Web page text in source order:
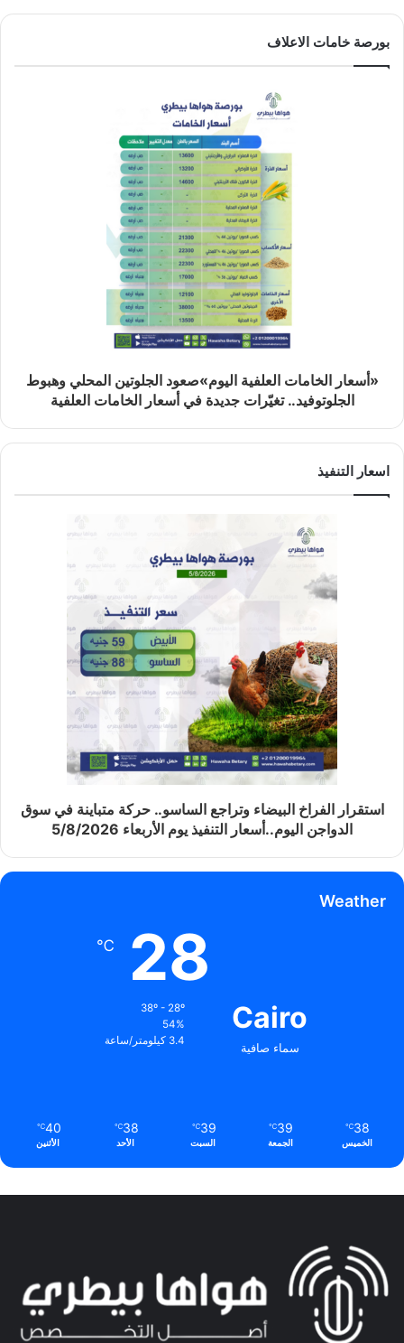
بورصة خامات الاعلاف
«أسعار الخامات العلفية اليوم»صعود الجلوتين المحلي وهبوط
الجلوتوفيد.. تغيّرات جديدة في أسعار الخامات العلفية
اسعار التنفيذ
استقرار الفراخ البيضاء وتراجع الساسو.. حركة متباينة في سوق
الدواجن اليوم..أسعار التنفيذ يوم الأربعاء 5/8/2026
Weather
Cairo
سماء صافية
28
℃
54%
3.4 كيلومتر/ساعة
38
℃
الخميس
39
℃
الجمعة
39
℃
السبت
38
℃
الأحد
40
℃
الأثنين